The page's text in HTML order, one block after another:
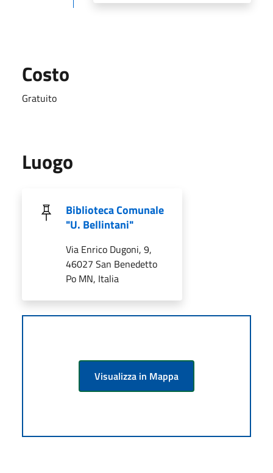
Costo
Gratuito
Luogo
Biblioteca Comunale
"U. Bellintani"
Via Enrico Dugoni, 9,
46027 San Benedetto
Po MN, Italia
Visualizza in Mappa